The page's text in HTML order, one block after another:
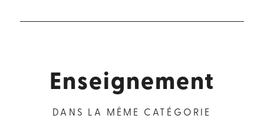
Enseignement
DANS LA MÊME CATÉGORIE